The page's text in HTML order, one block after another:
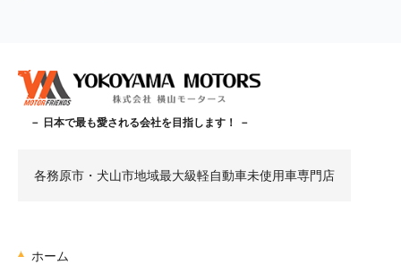
－ 日本で最も愛される会社を目指します！ －
各務原市・犬山市地域最大級軽自動車未使用車専門店
ホーム